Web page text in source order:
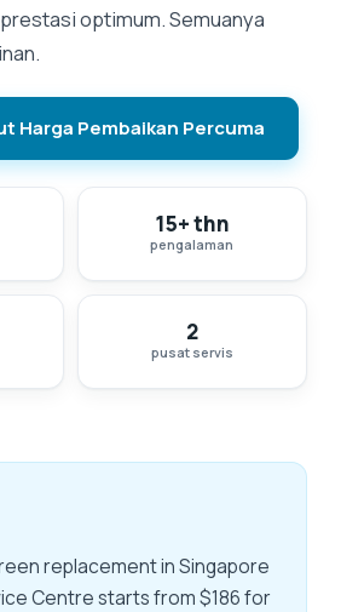
optimum. Semuanya
Harga Pembaikan Percuma
15+ thn
pengalaman
2
pusat servis
replacement in Singapore
Centre starts from $186 for